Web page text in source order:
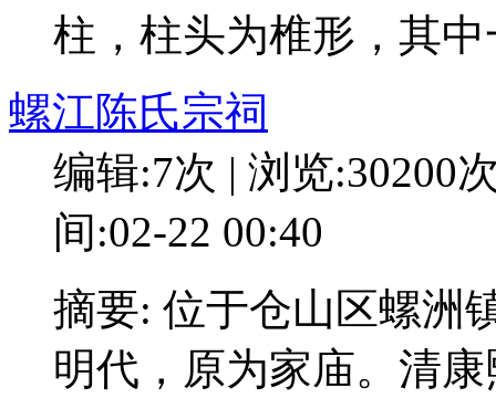
柱，柱头为椎形，其
螺江陈氏宗祠
编辑:7次 | 浏览:30200
间:02-22 00:40
摘要: 位于仓山区螺洲
明代，原为家庙。清